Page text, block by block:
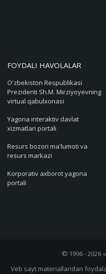
FOYDALI HAVOLALAR
O'zbekiston Respublikasi
Prezidenti Sh.M. Mirziyoyevning
virtual qabulxonasi
Yagona interaktiv davlat
xizmatlari portali
Resurs bozori ma'lumoti va
resurs markazi
Korporativ axborot yagona
portali
© 1996 - 2026
Veb sayt materiallaridan